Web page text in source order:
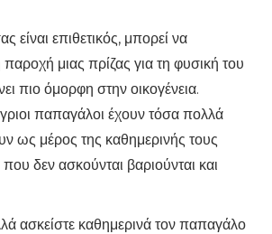
επιθετικός, μπορεί να
παροχή μιας πρίζας για τη φυσική του
πιο όμορφη στην οικογένεια.
παπαγάλοι έχουν τόσα πολλά
ως μέρος της καθημερινής τους
δεν ασκούνται βαριούνται και
ασκείστε καθημερινά τον παπαγάλο